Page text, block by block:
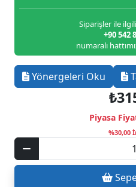
Siparişler ile
+90 542
numaralı
Yönergeleri Oku
Piyasa
%30,00